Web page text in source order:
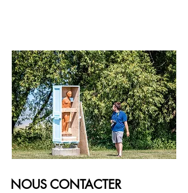
NOUS CONTACTER